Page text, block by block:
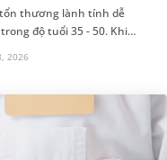
2026
thương lành tính dễ
độ tuổi 35 - 50. Khi
bệnh, nhiều người
tuyến v...